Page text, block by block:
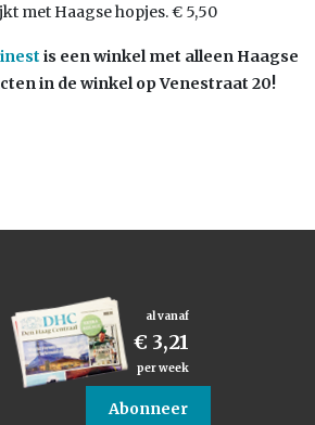
met Haagse hopjes. € 5,50
is een winkel met alleen Haagse
in de winkel op Venestraat 20!
al vanaf
€ 3,21
per week
Abonneer